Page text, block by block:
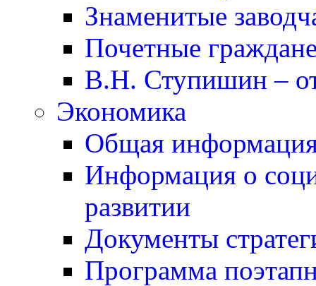
Знаменитые
Почетные
В.Н. Ступишин –
Экономика
Общая
Информация о
развитии
Документы
Программа